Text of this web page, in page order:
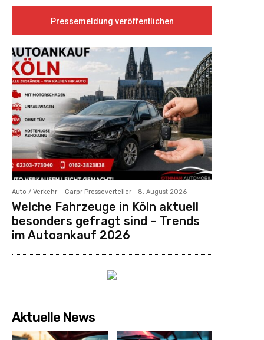
Pressemeldung veröffentlichen
Auto / Verkehr Carpr Presseverteiler - 8. August 2026
Welche Fahrzeuge in Köln aktuell
besonders gefragt sind – Trends
im Autoankauf 2026
Aktuelle News